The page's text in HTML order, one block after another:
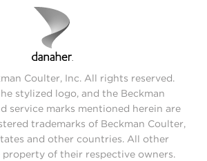
Coulter, Inc. All rights reserved.
stylized logo, and the Beckman
service marks mentioned herein are
trademarks of Beckman Coulter,
and other countries. All other
of their respective owners.